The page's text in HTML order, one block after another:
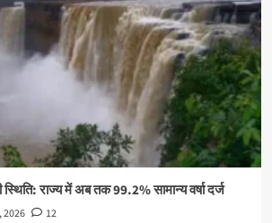
राज्य में अब तक 99.2% सामान्य वर्षा दर्ज
2026 12